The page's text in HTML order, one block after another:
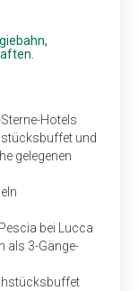
Hotels
und
gelegenen
bei Lucca
als 3-Gänge-